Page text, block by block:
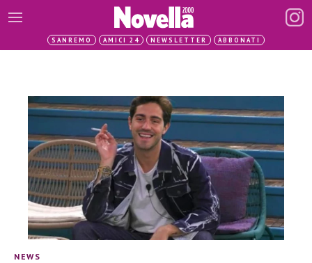
SANREMO AMICI 24 NEWSLETTER ABBONATI
NEWS